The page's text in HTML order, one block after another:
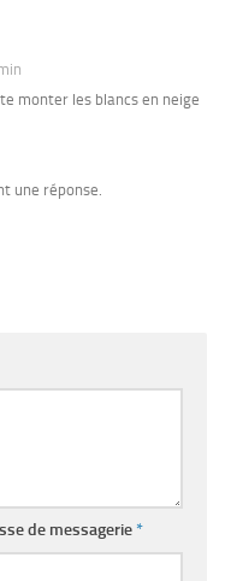
monter les blancs en neige
une réponse.
de messagerie*